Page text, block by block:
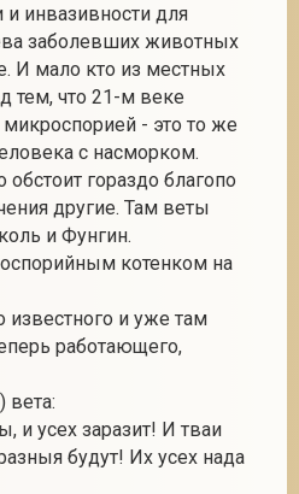
и инвазивности для
заболевших животных
И мало кто из местных
тем, что 21-м веке
- это то же
с насморком.
гораздо благопо
другие. Там веты
и Фунгин.
котенком на
известного и уже там
работающего,
вета:
и усех заразит! И тваи
будут! Их усех нада